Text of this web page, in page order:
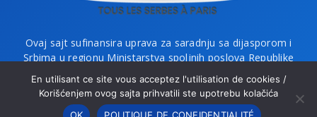
Ovaj sajt sufinansira uprava za saradnju sa dijasporom i
Srbima u regionu Ministarstva spoljnih poslova Republike
Srbije i Ministarstvo bez portfelja zaduženo za dijasporu.
En utilisant ce site vous acceptez l'utilisation de cookies /
Korišćenjem ovog sajta prihvatili ste upotrebu kolačića
OK
POLITIQUE DE CONFIDENTIALITÉ